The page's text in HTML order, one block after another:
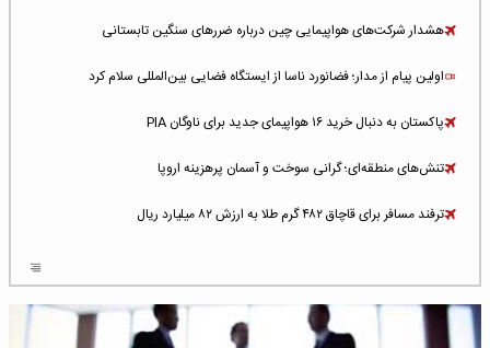
هشدار شرکت‌های هواپیمایی چین درباره ضررهای سنگین تابستانی
اولین پیام از مدار؛ فضانورد ناسا از ایستگاه فضایی بین‌المللی سلام کرد
پاکستان به دنبال خرید ۱۶ هواپیمای جدید برای ناوگان PIA
تنش‌های منطقه‌ای؛ گرانی سوخت و آسمان پرهزینه اروپا
ترفند مسافر برای قاچاق ۴۸۲ گرم طلا به ارزش ۸۲ میلیارد ریال
شلوغ‌ترین فرودگاه‌های اروپا در ۲۰۲۵: لندن، استانبول و پاریس